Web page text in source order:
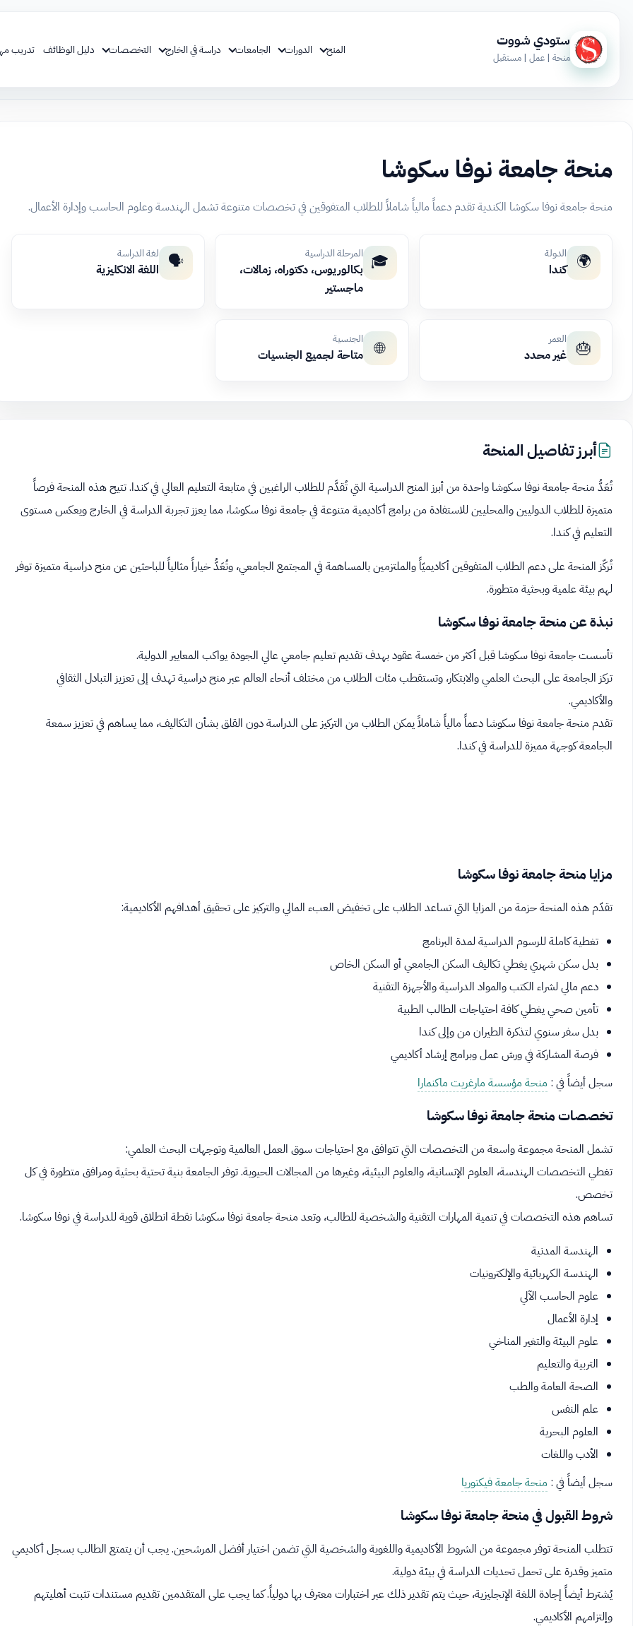
ستودي شووت
منحة | عمل | مستقبل
المنح الدورات الجامعات دراسة في الخارج التخصصات دليل الوظائف تدريب
منحة جامعة نوفا سكوشا
منحة جامعة نوفا سكوشا الكندية تقدم دعماً مالياً شاملاً للطلاب المتفوقين في تخصصات متنوعة تشمل الهندسة وعلوم الحاسب وإدارة الأعمال.
🌍 الدولة
كندا 🎓 المرحلة الدراسية
بكالوريوس، دكتوراه، زمالات،
ماجستير
🗣️ لغة الدراسة
اللغة الانكليزية
🎂 العمر
غير محدد 🌐 الجنسية
متاحة لجميع الجنسيات
أبرز تفاصيل المنحة
تُعَدُّ منحة جامعة نوفا سكوشا واحدة من أبرز المنح الدراسية التي تُقدَّم للطلاب الراغبين في متابعة التعليم العالي في كندا. تتيح هذه المنحة فرصاً
متميزة للطلاب الدوليين والمحليين للاستفادة من برامج أكاديمية متنوعة في جامعة نوفا سكوشا، مما يعزز تجربة الدراسة في الخارج ويعكس مستوى
التعليم في كندا.
تُركّز المنحة على دعم الطلاب المتفوقين أكاديميّاً والملتزمين بالمساهمة في المجتمع الجامعي، وتُعَدُّ خياراً مثالياً للباحثين عن منح دراسية متميزة توفر
لهم بيئة علمية وبحثية متطورة.
نبذة عن منحة جامعة نوفا سكوشا
تأسست جامعة نوفا سكوشا قبل أكثر من خمسة عقود بهدف تقديم تعليم جامعي عالي الجودة يواكب المعايير الدولية.
تركز الجامعة على البحث العلمي والابتكار، وتستقطب مئات الطلاب من مختلف أنحاء العالم عبر منح دراسية تهدف إلى تعزيز التبادل الثقافي
والأكاديمي.
تقدم منحة جامعة نوفا سكوشا دعماً مالياً شاملاً يمكن الطلاب من التركيز على الدراسة دون القلق بشأن التكاليف، مما يساهم في تعزيز سمعة
الجامعة كوجهة مميزة للدراسة في كندا.
مزايا منحة جامعة نوفا سكوشا
تقدّم هذه المنحة حزمة من المزايا التي تساعد الطلاب على تخفيض العبء المالي والتركيز على تحقيق أهدافهم الأكاديمية:
تغطية كاملة للرسوم الدراسية لمدة البرنامج
بدل سكن شهري يغطي تكاليف السكن الجامعي أو السكن الخاص
دعم مالي لشراء الكتب والمواد الدراسية والأجهزة التقنية
تأمين صحي يغطي كافة احتياجات الطالب الطبية
بدل سفر سنوي لتذكرة الطيران من وإلى كندا
فرصة المشاركة في ورش عمل وبرامج إرشاد أكاديمي
سجل أيضاً في : منحة مؤسسة مارغريت ماكنمارا
تخصصات منحة جامعة نوفا سكوشا
تشمل المنحة مجموعة واسعة من التخصصات التي تتوافق مع احتياجات سوق العمل العالمية وتوجهات البحث العلمي:
تغطي التخصصات الهندسة، العلوم الإنسانية، والعلوم البيئية، وغيرها من المجالات الحيوية. توفر الجامعة بنية تحتية بحثية ومرافق متطورة في كل
تخصص.
تساهم هذه التخصصات في تنمية المهارات التقنية والشخصية للطالب، وتعد منحة جامعة نوفا سكوشا نقطة انطلاق قوية للدراسة في نوفا سكوشا.
الهندسة المدنية
الهندسة الكهربائية والإلكترونيات
علوم الحاسب الآلي
إدارة الأعمال
علوم البيئة والتغير المناخي
التربية والتعليم
الصحة العامة والطب
علم النفس
العلوم البحرية
الأدب واللغات
سجل أيضاً في : منحة جامعة فيكتوريا
شروط القبول في منحة جامعة نوفا سكوشا
تتطلب المنحة توفر مجموعة من الشروط الأكاديمية واللغوية والشخصية التي تضمن اختيار أفضل المرشحين. يجب أن يتمتع الطالب بسجل أكاديمي
متميز وقدرة على تحمل تحديات الدراسة في بيئة دولية.
يُشترط أيضاً إجادة اللغة الإنجليزية، حيث يتم تقدير ذلك عبر اختبارات معترف بها دولياً. كما يجب على المتقدمين تقديم مستندات تثبت أهليتهم
وإلتزامهم الأكاديمي.